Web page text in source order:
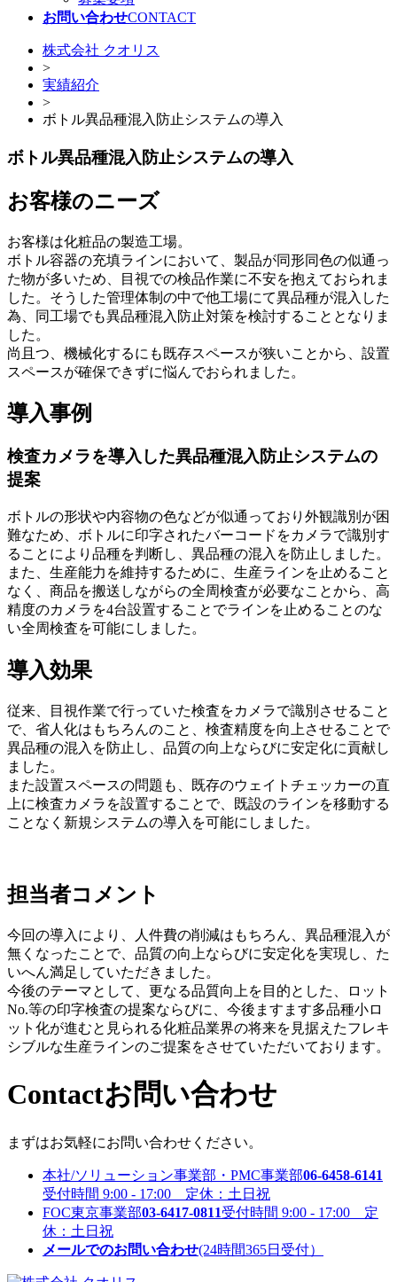
お問い合わせCONTACT
株式会社 クオリス
>
実績紹介
>
ボトル異品種混入防止システムの導入
ボトル異品種混入防止システムの導入
お客様のニーズ
お客様は化粧品の製造工場。
ボトル容器の充填ラインにおいて、製品が同形同色の似通っ
た物が多いため、目視での検品作業に不安を抱えておられま
した。そうした管理体制の中で他工場にて異品種が混入した
為、同工場でも異品種混入防止対策を検討することとなりま
した。
尚且つ、機械化するにも既存スペースが狭いことから、設置
スペースが確保できずに悩んでおられました。
導入事例
検査カメラを導入した異品種混入防止システムの
提案
ボトルの形状や内容物の色などが似通っており外観識別が困
難なため、ボトルに印字されたバーコードをカメラで識別す
ることにより品種を判断し、異品種の混入を防止しました。
また、生産能力を維持するために、生産ラインを止めること
なく、商品を搬送しながらの全周検査が必要なことから、高
精度のカメラを4台設置することでラインを止めることのな
い全周検査を可能にしました。
導入効果
従来、目視作業で行っていた検査をカメラで識別させること
で、省人化はもちろんのこと、検査精度を向上させることで
異品種の混入を防止し、品質の向上ならびに安定化に貢献し
ました。
また設置スペースの問題も、既存のウェイトチェッカーの直
上に検査カメラを設置することで、既設のラインを移動する
ことなく新規システムの導入を可能にしました。
担当者コメント
今回の導入により、人件費の削減はもちろん、異品種混入が
無くなったことで、品質の向上ならびに安定化を実現し、た
いへん満足していただきました。
今後のテーマとして、更なる品質向上を目的とした、ロット
No.等の印字検査の提案ならびに、今後ますます多品種小ロ
ット化が進むと見られる化粧品業界の将来を見据えたフレキ
シブルな生産ラインのご提案をさせていただいております。
Contactお問い合わせ
まずはお気軽にお問い合わせください。
本社/ソリューション事業部・PMC事業部06-6458-6141
受付時間 9:00 - 17:00 定休：土日祝
FOC東京事業部03-6417-0811受付時間 9:00 - 17:00 定
休：土日祝
メールでのお問い合わせ(24時間365日受付）